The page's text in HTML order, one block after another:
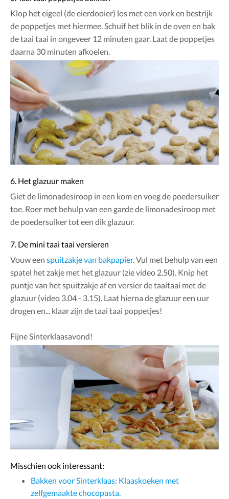
Klop het eigeel (de eierdooier) los met een vork en bestrijk
de poppetjes met hiermee. Schuif het blik in de oven en bak
de taai taai in ongeveer 12 minuten gaar. Laat de poppetjes
daarna 30 minuten afkoelen.
6. Het glazuur maken
Giet de limonadesiroop in een kom en voeg de poedersuiker
toe. Roer met behulp van een garde de limonadesiroop met
de poedersuiker tot een dik glazuur.
7. De mini taai taai versieren
Vouw een spuitzakje van bakpapier. Vul met behulp van een
spatel het zakje met het glazuur (zie video 2.50). Knip het
puntje van het spuitzakje af en versier de taaitaai met de
glazuur (video 3.04 - 3.15). Laat hierna de glazuur een uur
drogen en... klaar zijn de taai taai poppetjes!
Fijne Sinterklaasavond!
Misschien ook interessant:
Bakken voor Sinterklaas: Klaaskoeken met
zelfgemaakte chocopasta.